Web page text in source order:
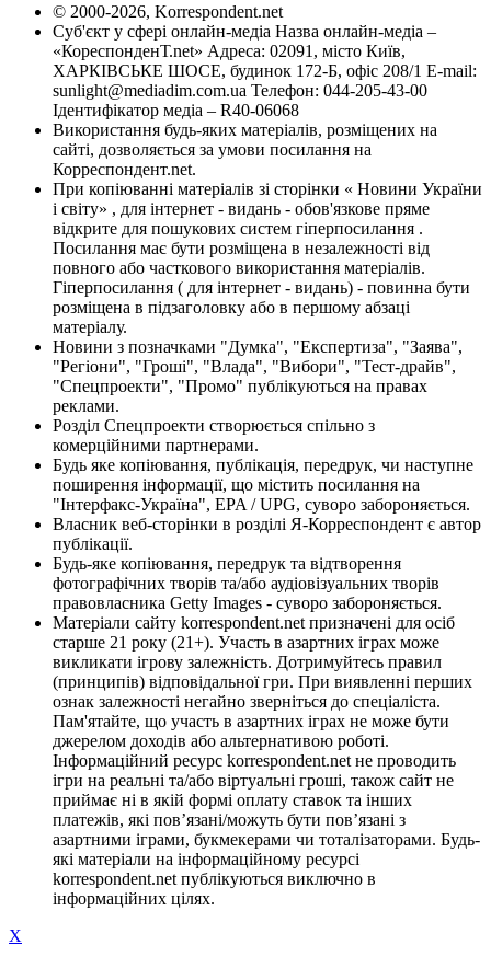
© 2000-2026, Korrespondent.net
Суб'єкт у сфері онлайн-медіа Назва онлайн-медіа –
«КореспонденТ.net» Адреса: 02091, місто Київ,
ХАРКІВСЬКЕ ШОСЕ, будинок 172-Б, офіс 208/1 E-mail:
sunlight@mediadim.com.ua Телефон: 044-205-43-00
Ідентифікатор медіа – R40-06068
Використання будь-яких матеріалів, розміщених на
сайті, дозволяється за умови посилання на
Корреспондент.net.
При копіюванні матеріалів зі сторінки « Новини України
і світу» , для інтернет - видань - обов'язкове пряме
відкрите для пошукових систем гіперпосилання .
Посилання має бути розміщена в незалежності від
повного або часткового використання матеріалів.
Гіперпосилання ( для інтернет - видань) - повинна бути
розміщена в підзаголовку або в першому абзаці
матеріалу.
Новини з позначками "Думка", "Експертиза", "Заява",
"Регіони", "Гроші", "Влада", "Вибори", "Тест-драйв",
"Спецпроекти", "Промо" публікуються на правах
реклами.
Розділ Спецпроекти створюється спільно з
комерційними партнерами.
Будь яке копіювання, публікація, передрук, чи наступне
поширення інформації, що містить посилання на
"Інтерфакс-Україна", EPA / UPG, суворо забороняється.
Власник веб-сторінки в розділі Я-Корреспондент є автор
публікації.
Будь-яке копіювання, передрук та відтворення
фотографічних творів та/або аудіовізуальних творів
правовласника Getty Images - суворо забороняється.
Матеріали сайту korrespondent.net призначені для осіб
старше 21 року (21+). Участь в азартних іграх може
викликати ігрову залежність. Дотримуйтесь правил
(принципів) відповідальної гри. При виявленні перших
ознак залежності негайно зверніться до спеціаліста.
Пам'ятайте, що участь в азартних іграх не може бути
джерелом доходів або альтернативою роботі.
Інформаційний ресурс korrespondent.net не проводить
ігри на реальні та/або віртуальні гроші, також сайт не
приймає ні в якій формі оплату ставок та інших
платежів, які пов’язані/можуть бути пов’язані з
азартними іграми, букмекерами чи тоталізаторами. Будь-
які матеріали на інформаційному ресурсі
korrespondent.net публікуються виключно в
інформаційних цілях.
X